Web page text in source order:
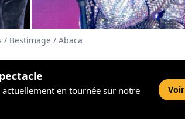
Bestimage / Abaca
actuellement en tournée sur notre
Voir